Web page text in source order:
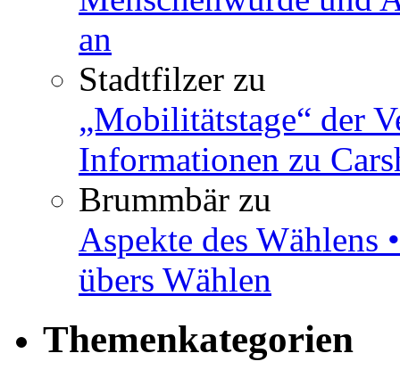
an
Stadtfilzer zu
„Mobilitätstage“ der
Informationen zu
Brummbär zu
Aspekte des
übers Wählen
Themenkategorien